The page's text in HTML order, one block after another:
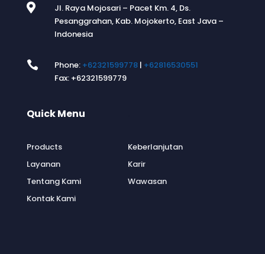

Jl. Raya Mojosari – Pacet Km. 4, Ds.
Pesanggrahan, Kab. Mojokerto, East Java –
Indonesia
 Phone: +62321599778| +62816530551
Fax: +62321599779
Quick Menu
Products
Layanan
Tentang Kami
Kontak Kami
Keberlanjutan
Karir
Wawasan